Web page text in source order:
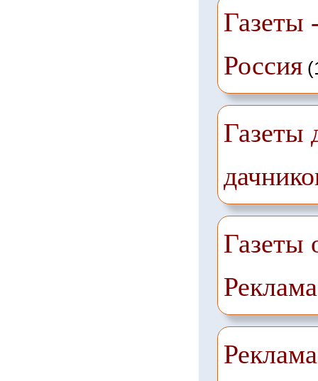
Газеты
Россия
Газеты
Газеты